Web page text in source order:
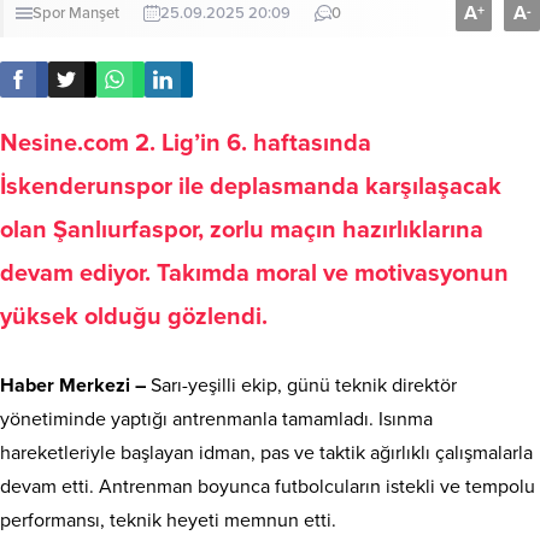
Spor Manşet 25.09.2025 20:09 0 A+ A-
Nesine.com 2. Lig’in 6. haftasında
İskenderunspor ile deplasmanda karşılaşacak
olan Şanlıurfaspor, zorlu maçın hazırlıklarına
devam ediyor. Takımda moral ve motivasyonun
yüksek olduğu gözlendi.
Haber Merkezi – Sarı-yeşilli ekip, günü teknik direktör
yönetiminde yaptığı antrenmanla tamamladı. Isınma
hareketleriyle başlayan idman, pas ve taktik ağırlıklı çalışmalarla
devam etti. Antrenman boyunca futbolcuların istekli ve tempolu
performansı, teknik heyeti memnun etti.